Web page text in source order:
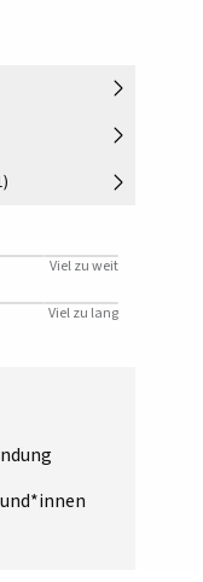
Viel zu weit
Viel zu lang